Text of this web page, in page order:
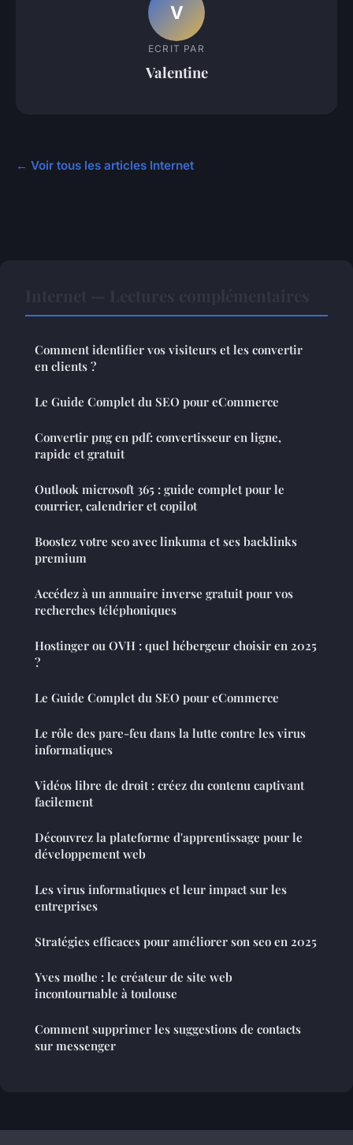
V
ECRIT PAR
Valentine
← Voir tous les articles Internet
Comment identifier vos visiteurs et les convertir
en clients ?
Le Guide Complet du SEO pour eCommerce
Convertir png en pdf: convertisseur en ligne,
rapide et gratuit
Outlook microsoft 365 : guide complet pour le
courrier, calendrier et copilot
Boostez votre seo avec linkuma et ses backlinks
premium
Accédez à un annuaire inverse gratuit pour vos
recherches téléphoniques
Hostinger ou OVH : quel hébergeur choisir en 2025
?
Le Guide Complet du SEO pour eCommerce
Le rôle des pare-feu dans la lutte contre les virus
informatiques
Vidéos libre de droit : créez du contenu captivant
facilement
Découvrez la plateforme d'apprentissage pour le
développement web
Les virus informatiques et leur impact sur les
entreprises
Stratégies efficaces pour améliorer son seo en 2025
Yves mothe : le créateur de site web
incontournable à toulouse
Comment supprimer les suggestions de contacts
sur messenger